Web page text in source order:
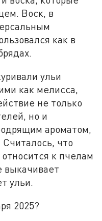
Воск, в
как в
ульи
как мелисса,
не только
но и
ароматом,
что
к пчелам
выкачивает
ульи.
2025?